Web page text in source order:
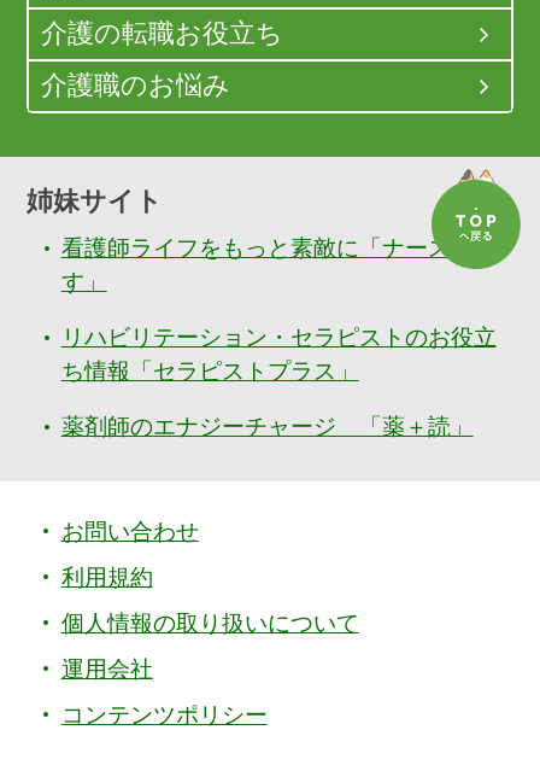
介護の転職お役立ち
介護職のお悩み
姉妹サイト
看護師ライフをもっと素敵に「ナースぷら
す」
リハビリテーション・セラピストのお役立
ち情報「セラピストプラス」
薬剤師のエナジーチャージ 「薬＋読」
お問い合わせ
利用規約
個人情報の取り扱いについて
運用会社
コンテンツポリシー